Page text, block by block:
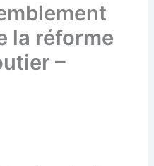
la réforme
–